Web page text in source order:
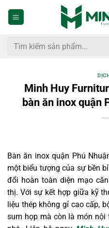
dung
Tìm
Minh Huy
bàn ăn inox quận
Bàn ăn inox quận Phú
một biểu tượng của sự bền
đổi hoàn toàn diện mạo
thị. Với sự kết hợp giữa kỹ
liệu thép không gỉ cao cấp,
sum họp mà còn là món